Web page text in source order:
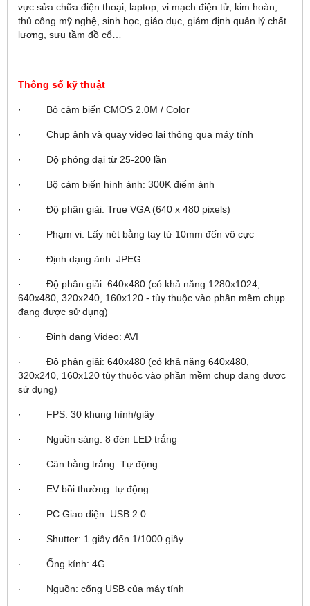
vực sửa chữa điện thoại, laptop, vi mạch điện tử, kim hoàn,
thủ công mỹ nghệ, sinh học, giáo dục, giám định quản lý chất
lượng, sưu tầm đồ cổ…
Thông số kỹ thuật
· Bộ cảm biến CMOS 2.0M / Color
· Chụp ảnh và quay video lại thông qua máy tính
· Độ phóng đại từ 25-200 lần
· Bộ cảm biến hình ảnh: 300K điểm ảnh
· Độ phân giải: True VGA (640 x 480 pixels)
· Phạm vi: Lấy nét bằng tay từ 10mm đến vô cực
· Định dạng ảnh: JPEG
· Độ phân giải: 640x480 (có khả năng 1280x1024,
640x480, 320x240, 160x120 - tùy thuộc vào phần mềm chụp
đang được sử dụng)
· Định dạng Video: AVI
· Độ phân giải: 640x480 (có khả năng 640x480,
320x240, 160x120 tùy thuộc vào phần mềm chụp đang được
sử dụng)
· FPS: 30 khung hình/giây
· Nguồn sáng: 8 đèn LED trắng
· Cân bằng trắng: Tự động
· EV bồi thường: tự động
· PC Giao diện: USB 2.0
· Shutter: 1 giây đến 1/1000 giây
· Ống kính: 4G
· Nguồn: cổng USB của máy tính